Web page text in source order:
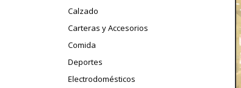
Calzado
Carteras y Accesorios
Comida
Deportes
Electrodomésticos